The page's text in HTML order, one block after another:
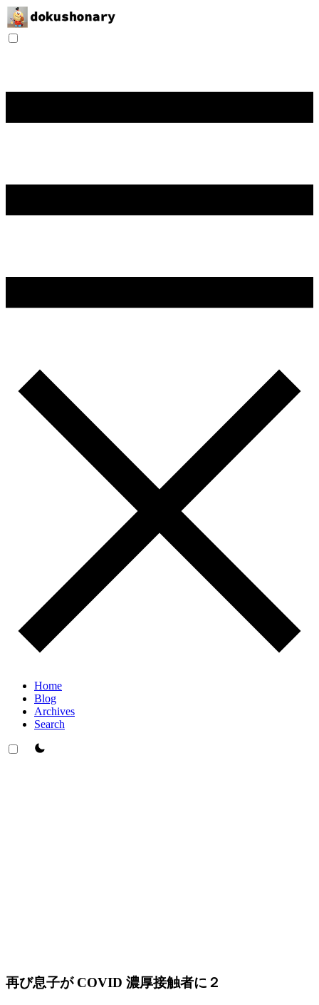
Home
Blog
Archives
Search
theme switcher
再び息子が COVID 濃厚接触者に２